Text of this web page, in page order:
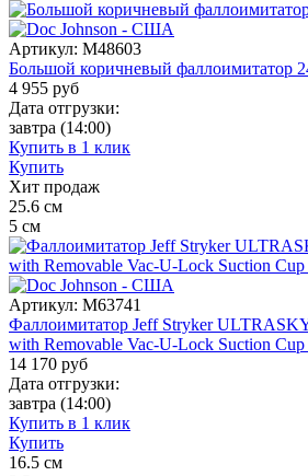
Артикул: M48603
Большой коричневый фаллоимитатор
4 955 руб
Дата отгрузки:
завтра (14:00)
Купить в 1 клик
Купить
Хит продаж
25.6 см
5 см
Артикул: M63741
Фаллоимитатор Jeff Stryker
with Removable Vac-U-Lock Suction
14 170 руб
Дата отгрузки:
завтра (14:00)
Купить в 1 клик
Купить
16.5 см